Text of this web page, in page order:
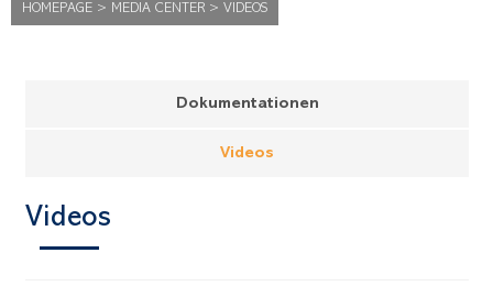
HOMEPAGE > MEDIA CENTER > VIDEOS
Dokumentationen
Videos
Videos